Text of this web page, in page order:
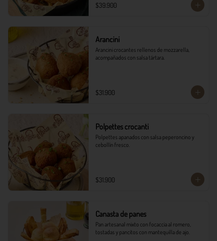
$39.900
Arancini
Arancini crocantes rellenos de mozzarella,
acompañados con salsa tártara.
$31.900
Polpettes crocanti
Polpettes apanados con salsa peperoncino y
cebollín fresco.
$31.900
Canasta de panes
Pan artesanal mixto con focaccia al romero,
tostadas y pancitos con mantequilla de ajo.